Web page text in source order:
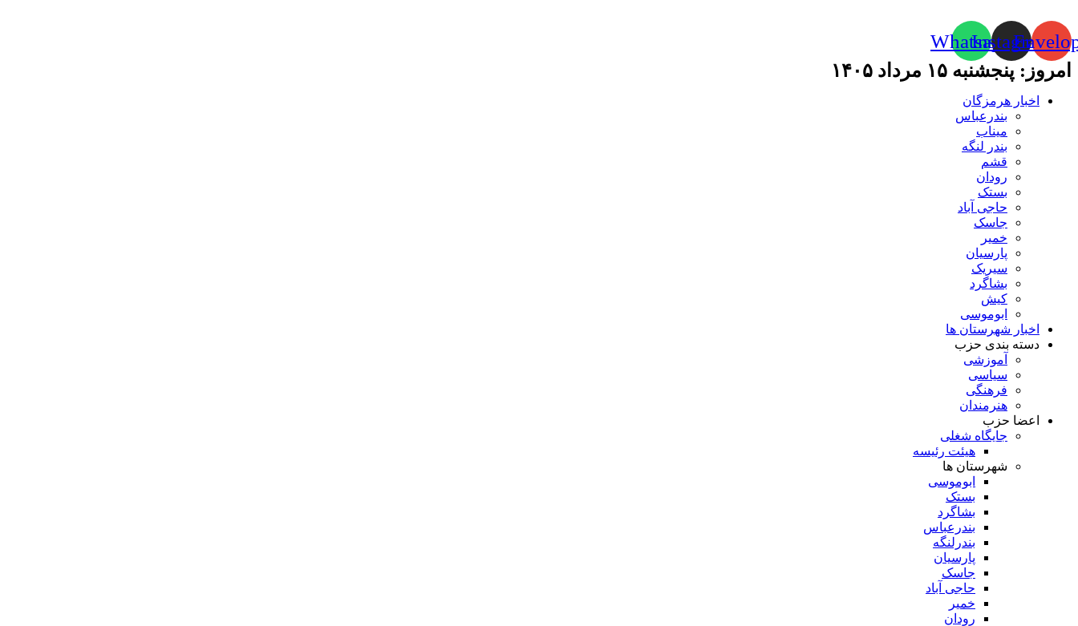
Instagram
Whatsapp
امروز: پنجشنبه ۱۵ مرداد ۱۴۰۵
اخبار هرمزگان
بندرعباس
میناب
بندر لنگه
قشم
رودان
بستک
حاجی آباد
جاسک
خمیر
پارسیان
سیریک
بشاگرد
کیش
ابوموسی
اخبار شهرستان ها
دسته بندی حزب
آموزشی
سیاسی
فرهنگی
هنرمندان
اعضا حزب
جایگاه شغلی
هیئت رئیسه
شهرستان ها
ابوموسی
بستک
بشاگرد
بندرعباس
بندرلنگه
پارسیان
جاسک
حاجی آباد
خمیر
رودان